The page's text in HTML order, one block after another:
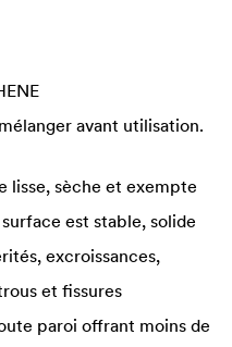
avant utilisation.
lisse, sèche et exempte
est stable, solide
excroissances,
et fissures
paroi offrant moins de